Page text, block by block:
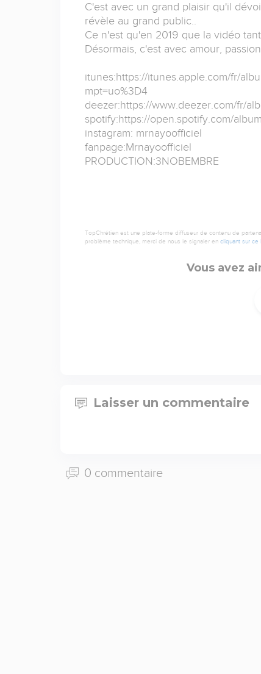
C'est avec un grand plaisir qu'il
révèle au grand public..
Ce n'est qu'en 2019 que la vidéo
Désormais, c'est avec amour,
itunes:https://itunes.apple.com/fr/
mpt=uo%3D4
deezer:https://www.deezer.com/fr/
spotify:https://open.spotify.com/
instagram: mrnayoofficiel
fanpage:Mrnayoofficiel
PRODUCTION:3NOBEMBRE
TopChrétien est une plate-forme diffuseur de contenu de
problème technique, merci de nous le signaler en cliquant sur ce
Vous avez
Laisser un commentaire
0 commentaire